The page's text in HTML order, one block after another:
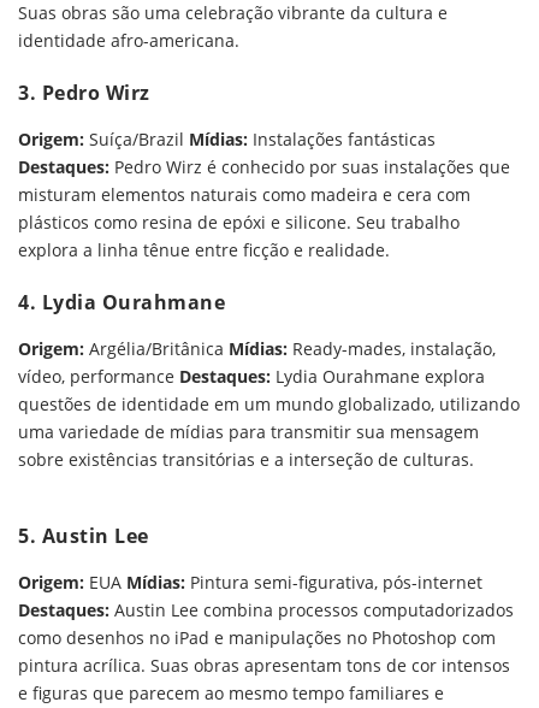
Suas obras são uma celebração vibrante da cultura e
identidade afro-americana.
3. Pedro Wirz
Origem: Suíça/Brazil Mídias: Instalações fantásticas
Destaques: Pedro Wirz é conhecido por suas instalações que
misturam elementos naturais como madeira e cera com
plásticos como resina de epóxi e silicone. Seu trabalho
explora a linha tênue entre ficção e realidade.
4. Lydia Ourahmane
Origem: Argélia/Britânica Mídias: Ready-mades, instalação,
vídeo, performance Destaques: Lydia Ourahmane explora
questões de identidade em um mundo globalizado, utilizando
uma variedade de mídias para transmitir sua mensagem
sobre existências transitórias e a interseção de culturas.
5. Austin Lee
Origem: EUA Mídias: Pintura semi-figurativa, pós-internet
Destaques: Austin Lee combina processos computadorizados
como desenhos no iPad e manipulações no Photoshop com
pintura acrílica. Suas obras apresentam tons de cor intensos
e figuras que parecem ao mesmo tempo familiares e